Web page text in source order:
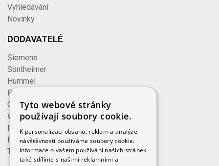
Vyhledávání
Novinky
DODAVATELÉ
Siemens
Sontheimer
Hummel
Rose
Cembre
Wieland
Formzeug
Finder
TE Connectivity
Tyto webové stránky
používají soubory cookie.
K personalizaci obsahu, reklam a analýze
návštěvnosti používáme soubory cookie.
Informace o vašem používání našich stránek
také sdílíme s našimi reklamními a